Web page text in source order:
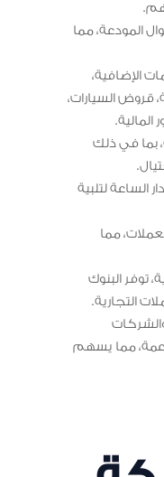
المودعة، مما
الإضافية،
قروض السيارات،
المالية.
بما في ذلك
الساعة لتلبية
مما
توفر البنوك
التجارية.
مما يسهم